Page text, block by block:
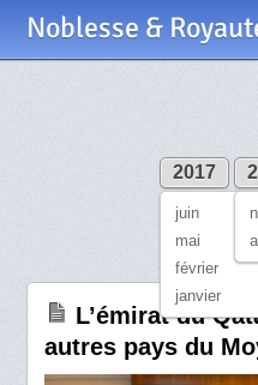
Noblesse &
2017
juin
mai
février
janvier
5
L’émirat du
autres pays du